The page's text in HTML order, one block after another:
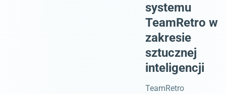
systemu
TeamRetro w
zakresie
sztucznej
inteligencji
TeamRetro